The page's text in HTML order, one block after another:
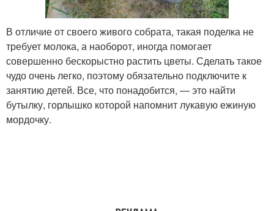
В отличие от своего живого собрата, такая поделка не
требует молока, а наоборот, иногда помогает
совершенно бескорыстно растить цветы. Сделать такое
чудо очень легко, поэтому обязательно подключите к
занятию детей. Все, что понадобится, — это найти
бутылку, горлышко которой напомнит лукавую ежиную
мордочку.